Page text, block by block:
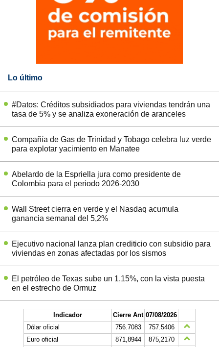
Lo último
#Datos: Créditos subsidiados para viviendas tendrán una
tasa de 5% y se analiza exoneración de aranceles
Compañía de Gas de Trinidad y Tobago celebra luz verde
para explotar yacimiento en Manatee
Abelardo de la Espriella jura como presidente de
Colombia para el periodo 2026-2030
Wall Street cierra en verde y el Nasdaq acumula
ganancia semanal del 5,2%
Ejecutivo nacional lanza plan crediticio con subsidio para
viviendas en zonas afectadas por los sismos
El petróleo de Texas sube un 1,15%, con la vista puesta
en el estrecho de Ormuz
Indicador Cierre Ant 07/08/2026
Dólar oficial
756.7083
757.5406
Euro oficial
871,8944
875,2170